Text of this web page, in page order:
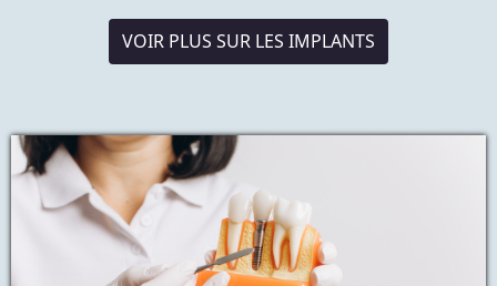
VOIR PLUS SUR LES IMPLANTS